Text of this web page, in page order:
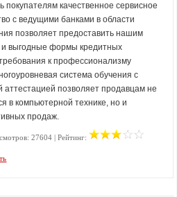
покупателям качественное сервисное
с ведущими банками в области
позволяет предоставить нашим
выгодные формы кредитных
к профессионализму
система обучения с
аттестацией позволяет продавцам не
в компьютерной технике, но и
продаж.
27604 | Рейтинг: